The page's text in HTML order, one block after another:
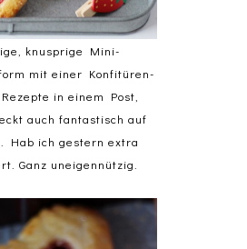
knusprige Mini-
mit einer Konfitüren-
in einem Post,
auch fantastisch auf
Hab ich gestern extra
Ganz uneigennützig.